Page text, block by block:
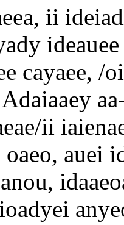
ii
cayaee, /
ii
auei